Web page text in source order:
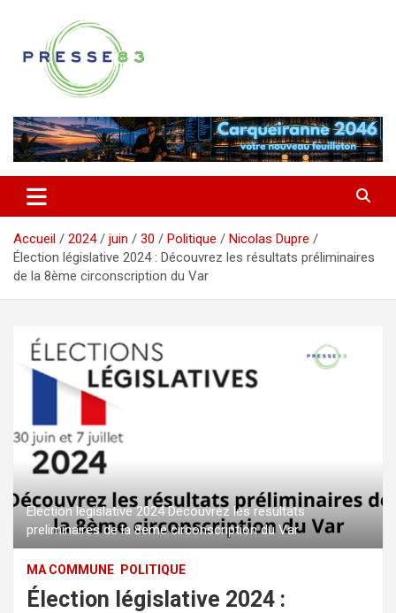
contenu
Presse 83
Accueil 2024 juin 30 Politique
Nicolas Dupre
Élection législative 2024 : Découvrez les résultats préliminaires
de la 8ème circonscription du Var
Election legislative 2024 Decouvrez les resultats
preliminaires de la 8eme circonscription du Var
MA COMMUNE POLITIQUE
Élection législative 2024 :